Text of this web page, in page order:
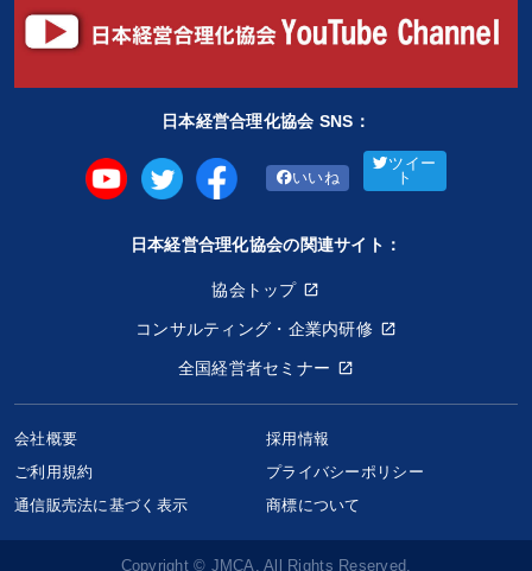
聞き手・作間信司 一倉定 会社を守る
成功哲学 金融 いい会社
お金の授業 ドラッカー 営業 営業力強化
※「更新」を押すと「タグ・キーワード」を更新いただけます。
日本経営合理化協会 SNS：
いいね
ツイー
ト
日本経営合理化協会の関連サイト：
協会トップ
コンサルティング・企業内研修
全国経営者セミナー
会社概要
採用情報
ご利用規約
プライバシーポリシー
通信販売法に基づく表示
商標について
Copyright © JMCA. All Rights Reserved.